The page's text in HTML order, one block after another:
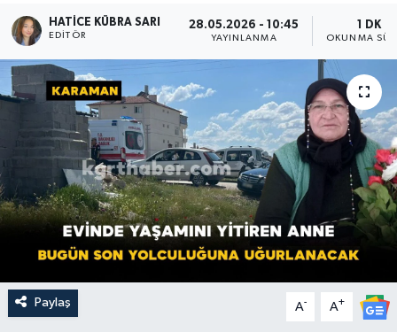
HATICE KÜBRA SARI
EDITÖR
28.05.2026 - 10:45
YAYINLANMA
1 DK
OKUNMA
Paylaş A- A+